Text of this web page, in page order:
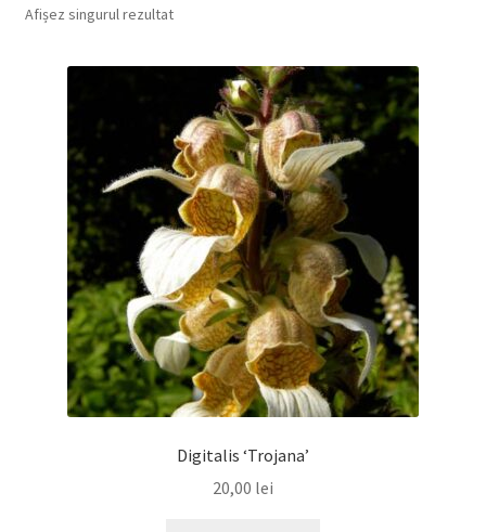
Afișez singurul rezultat
Digitalis ‘Trojana’
20,00 lei